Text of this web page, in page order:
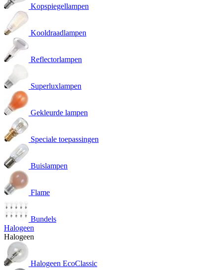
Kopspiegellampen
Kooldraadlampen
Reflectorlampen
Superluxlampen
Gekleurde lampen
Speciale toepassingen
Buislampen
Flame
Bundels
Halogeen
Halogeen
Halogeen EcoClassic